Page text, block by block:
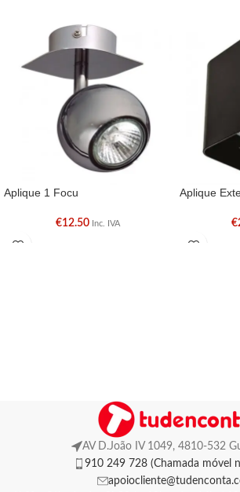
Aplique 1 Focu
€12.50 Inc. IVA
Aplique
€
AV D.João IV 1049, 4810-532
910 249 728 (Chamada móvel